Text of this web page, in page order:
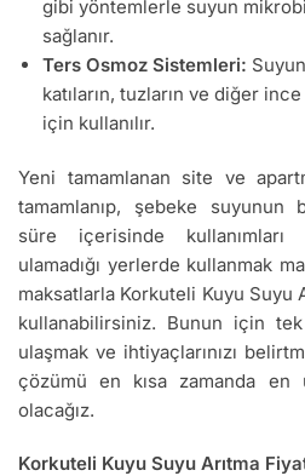
gibi yöntemlerle suyun
sağlanır.
Ters Osmoz Sistemleri:
katıların, tuzların ve diğer
için kullanılır.
Yeni tamamlanan site ve
tamamlanıp, şebeke suyunun
süre içerisinde
ulamadığı yerlerde kullanmak
maksatlarla Korkuteli Kuyu Suyu
kullanabilirsiniz. Bunun için
ulaşmak ve ihtiyaçlarınızı
çözümü en kısa zamanda en
olacağız.
Korkuteli Kuyu Suyu Arıtma